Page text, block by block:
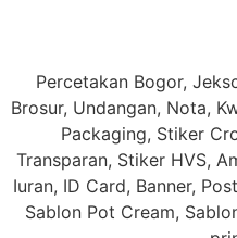
Percetakan Bogor,
Brosur, Undangan, Nota,
Packaging, Stiker
Transparan, Stiker HVS,
Iuran, ID Card, Banner,
Sablon Pot Cream,